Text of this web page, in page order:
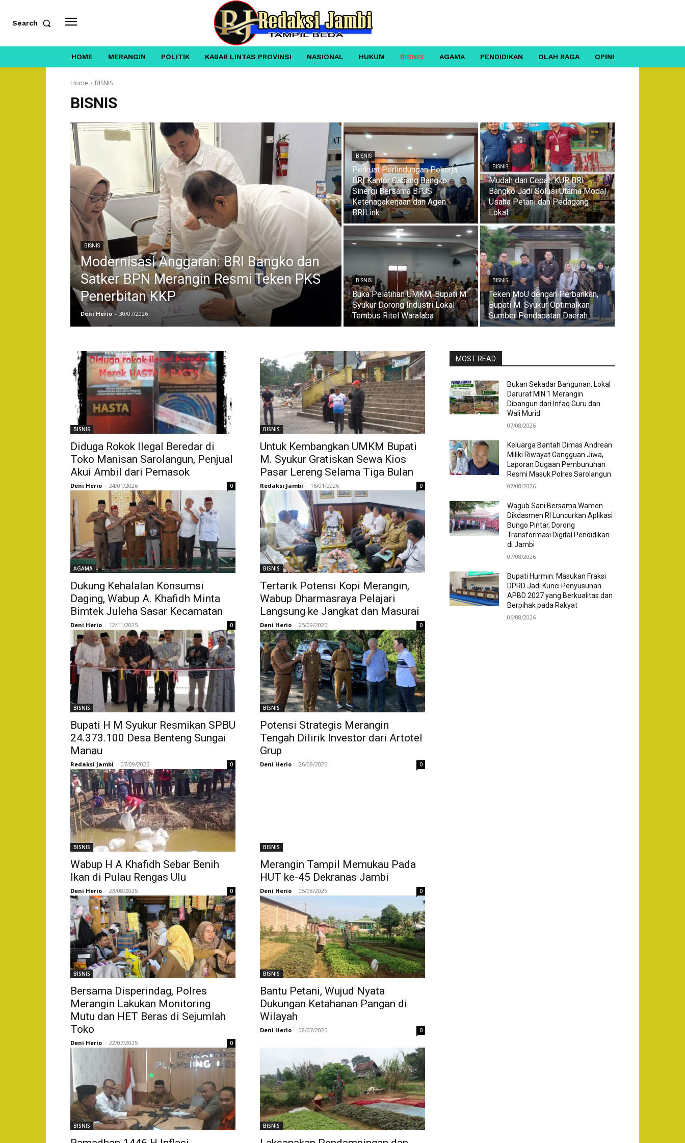
Search
HOME MERANGIN POLITIK KABAR LINTAS PROVINSI NASIONAL HUKUM BISNIS AGAMA PENDIDIKAN OLAH RAGA OPINI
Home BISNIS
BISNIS
BISNIS
Modernisasi Anggaran: BRI Bangko dan
Satker BPN Merangin Resmi Teken PKS
Penerbitan KKP
Deni Herio - 30/07/2026
BISNIS
Perkuat Perlindungan Pekerja,
BRI Kantor Cabang Bangko
Sinergi Bersama BPJS
Ketenagakerjaan dan Agen
BRILink
BISNIS
Mudah dan Cepat, KUR BRI
Bangko Jadi Solusi Utama Modal
Usaha Petani dan Pedagang
Lokal
BISNIS
Buka Pelatihan UMKM, Bupati M.
Syukur Dorong Industri Lokal
Tembus Ritel Waralaba
BISNIS
Teken MoU dengan Perbankan,
Bupati M. Syukur Optimalkan
Sumber Pendapatan Daerah
BISNIS
Diduga Rokok Ilegal Beredar di
Toko Manisan Sarolangun, Penjual
Akui Ambil dari Pemasok
Deni Herio - 24/01/2026 0
BISNIS
Untuk Kembangkan UMKM Bupati
M. Syukur Gratiskan Sewa Kios
Pasar Lereng Selama Tiga Bulan
Redaksi Jambi - 16/01/2026 0
AGAMA
Dukung Kehalalan Konsumsi
Daging, Wabup A. Khafidh Minta
Bimtek Juleha Sasar Kecamatan
Deni Herio - 12/11/2025 0
BISNIS
Tertarik Potensi Kopi Merangin,
Wabup Dharmasraya Pelajari
Langsung ke Jangkat dan Masurai
Deni Herio - 25/09/2025 0
BISNIS
Bupati H M Syukur Resmikan SPBU
24.373.100 Desa Benteng Sungai
Manau
Redaksi Jambi - 07/09/2025 0
BISNIS
Potensi Strategis Merangin
Tengah Dilirik Investor dari Artotel
Grup
Deni Herio - 26/08/2025 0
BISNIS
Wabup H A Khafidh Sebar Benih
Ikan di Pulau Rengas Ulu
Deni Herio - 23/08/2025 0
BISNIS
Merangin Tampil Memukau Pada
HUT ke-45 Dekranas Jambi
Deni Herio - 05/08/2025 0
BISNIS
Bersama Disperindag, Polres
Merangin Lakukan Monitoring
Mutu dan HET Beras di Sejumlah
Toko
Deni Herio - 22/07/2025 0
BISNIS
Bantu Petani, Wujud Nyata
Dukungan Ketahanan Pangan di
Wilayah
Deni Herio - 02/07/2025 0
BISNIS BISNIS
MOST READ
Bukan Sekadar Bangunan, Lokal
Darurat MIN 1 Merangin
Dibangun dari Infaq Guru dan
Wali Murid
07/08/2026
Keluarga Bantah Dimas Andrean
Miliki Riwayat Gangguan Jiwa,
Laporan Dugaan Pembunuhan
Resmi Masuk Polres Sarolangun
07/08/2026
Wagub Sani Bersama Wamen
Dikdasmen RI Luncurkan Aplikasi
Bungo Pintar, Dorong
Transformasi Digital Pendidikan
di Jambi
07/08/2026
Bupati Hurmin: Masukan Fraksi
DPRD Jadi Kunci Penyusunan
APBD 2027 yang Berkualitas dan
Berpihak pada Rakyat
06/08/2026